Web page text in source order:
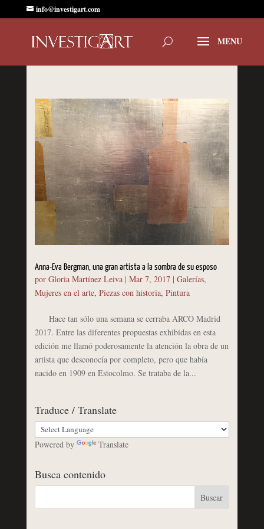
info@investigart.com
Anna-Eva Bergman, una gran artista a la sombra de su esposo
por Gloria Martínez Leiva| Mar 7, 2017| Galerías,
Mujeres en el arte, Piezas con historia, Pintura
Hace tan sólo una semana se cerraba ARCO Madrid
2017. Entre las diferentes propuestas exhibidas en esta
edición me llamó poderosamente la atención la obra de un
artista que desconocía por completo, pero que había
nacido en 1909 en Estocolmo. Se trataba de la...
Traduce / Translate
Powered by Translate
Busca contenido